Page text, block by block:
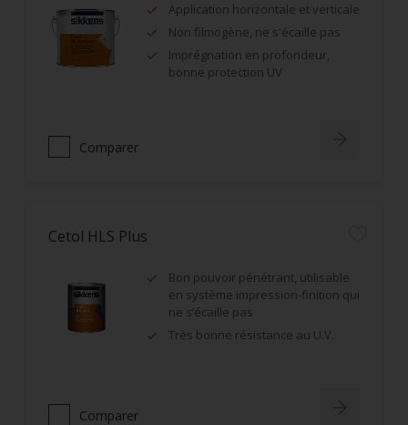
Application horizontale et verticale
Non filmogène, ne s'écaille pas
Imprégnation en profondeur,
bonne protection UV
Comparer
Cetol HLS Plus
Bon pouvoir pénétrant, utilisable
en système impression-finition qui
ne s’écaille pas
Très bonne résistance au U.V.
Comparer